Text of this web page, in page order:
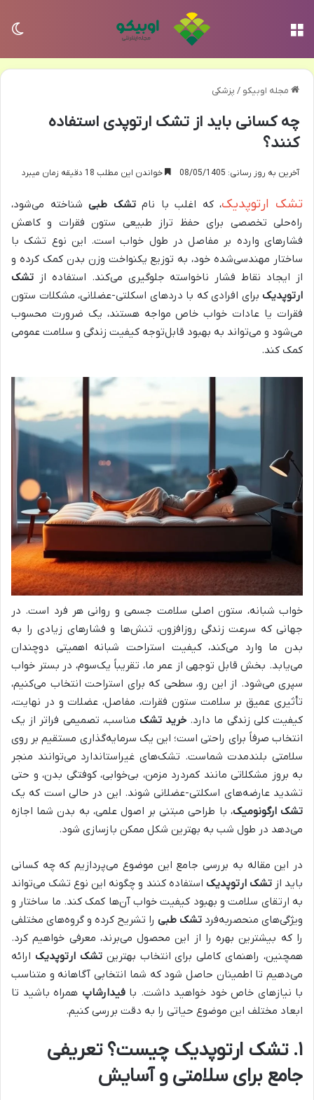
مجله اوبیکو / پزشکی
چه کسانی باید از تشک ارتوپدی استفاده
کنند؟
آخرین به روز رسانی: 08/05/1405 خواندن این مطلب 18 دقیقه زمان میبرد
تشک ارتوپدیک، که اغلب با نامتشک طبیشناخته می‌شود،
راه‌حلی تخصصی برای حفظ تراز طبیعی ستون فقرات و کاهش
فشارهای وارده بر مفاصل در طول خواب است. این نوع تشک با
ساختار مهندسی‌شده خود، به توزیع یکنواخت وزن بدن کمک کرده و
از ایجاد نقاط فشار ناخواسته جلوگیری می‌کند. استفاده از تشک
ارتوپدیک برای افرادی که با دردهای اسکلتی-عضلانی، مشکلات ستون
فقرات یا عادات خواب خاص مواجه هستند، یک ضرورت محسوب
می‌شود و می‌تواند به بهبود قابل‌توجه کیفیت زندگی و سلامت عمومی
کمک کند.
خواب شبانه، ستون اصلی سلامت جسمی و روانی هر فرد است. در
جهانی که سرعت زندگی روزافزون، تنش‌ها و فشارهای زیادی را به
بدن ما وارد می‌کند، کیفیت استراحت شبانه اهمیتی دوچندان
می‌یابد. بخش قابل توجهی از عمر ما، تقریباً یک‌سوم، در بستر خواب
سپری می‌شود. از این رو، سطحی که برای استراحت انتخاب می‌کنیم،
تأثیری عمیق بر سلامت ستون فقرات، مفاصل، عضلات و در نهایت،
کیفیت کلی زندگی ما دارد. خرید تشک مناسب، تصمیمی فراتر از یک
انتخاب صرفاً برای راحتی است؛ این یک سرمایه‌گذاری مستقیم بر روی
سلامتی بلندمدت شماست. تشک‌های غیراستاندارد می‌توانند منجر
به بروز مشکلاتی مانند کمردرد مزمن، بی‌خوابی، کوفتگی بدن، و حتی
تشدید عارضه‌های اسکلتی-عضلانی شوند. این در حالی است که یک
تشک ارگونومیک، با طراحی مبتنی بر اصول علمی، به بدن شما اجازه
می‌دهد در طول شب به بهترین شکل ممکن بازسازی شود.
در این مقاله به بررسی جامع این موضوع می‌پردازیم که چه کسانی
باید ازتشک ارتوپدیک استفاده کنند و چگونه این نوع تشک می‌تواند
به ارتقای سلامت و بهبود کیفیت خواب آن‌ها کمک کند. ما ساختار و
ویژگی‌های منحصربه‌فرد تشک طبی را تشریح کرده و گروه‌های مختلفی
را که بیشترین بهره را از این محصول می‌برند، معرفی خواهیم کرد.
همچنین، راهنمای کاملی برای انتخاب بهترینتشک ارتوپدیک ارائه
می‌دهیم تا اطمینان حاصل شود که شما انتخابی آگاهانه و متناسب
با نیازهای خاص خود خواهید داشت. بافیدارشاپ همراه باشید تا
ابعاد مختلف این موضوع حیاتی را به دقت بررسی کنیم.
۱. تشک ارتوپدیک چیست؟ تعریفی
جامع برای سلامتی و آسایش